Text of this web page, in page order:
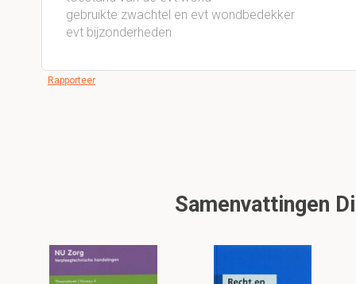
gebruikte zwachtel en evt wondbedekker
evt bijzonderheden
Rapporteer
Samenvattingen